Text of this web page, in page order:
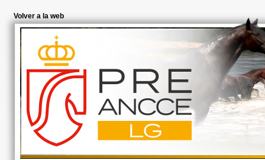
Volver a la web